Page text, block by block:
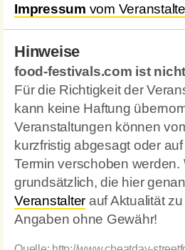
Impressum vom
Hinweise
food-festivals.com ist
Für die Richtigkeit der
kann keine Haftung
Veranstaltungen können
kurzfristig abgesagt oder
Termin verschoben werden.
grundsätzlich, die hier
Veranstalter auf Aktualität
Angaben ohne Gewähr!